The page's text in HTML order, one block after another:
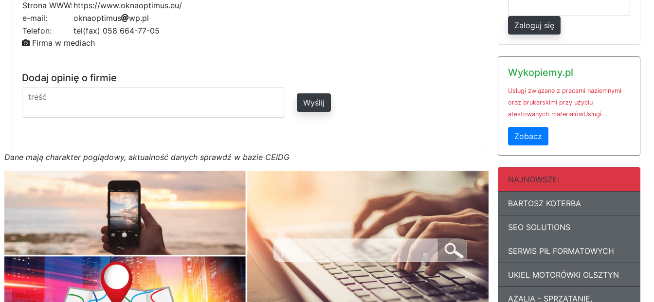
Strona WWW:https://www.oknaoptimus.eu/
e-mail:
ob
d
knaf
8
6
od
p8
ti1
6
mus
4
5
wp.b
8
pl
Telefon:
tel(fax) 058 664-77-05
Firma w mediach
Dodaj opinię o firmie
Wyślij
Dane mają charakter poglądowy, aktualność danych sprawdź w bazie CEIDG
Zaloguj się
Wykopiemy.pl
Usługi związane z pracami naziemnymi
oraz brukarskimi przy użyciu
atestowanych materiałówUsługi...
Zobacz
NAJNOWSZE:
BARTOSZ KOTERBA
SEO SOLUTIONS
SERWIS PIŁ FORMATOWYCH
UKIEL MOTORÓWKI OLSZTYN
AZALIA - SPRZĄTANIE,